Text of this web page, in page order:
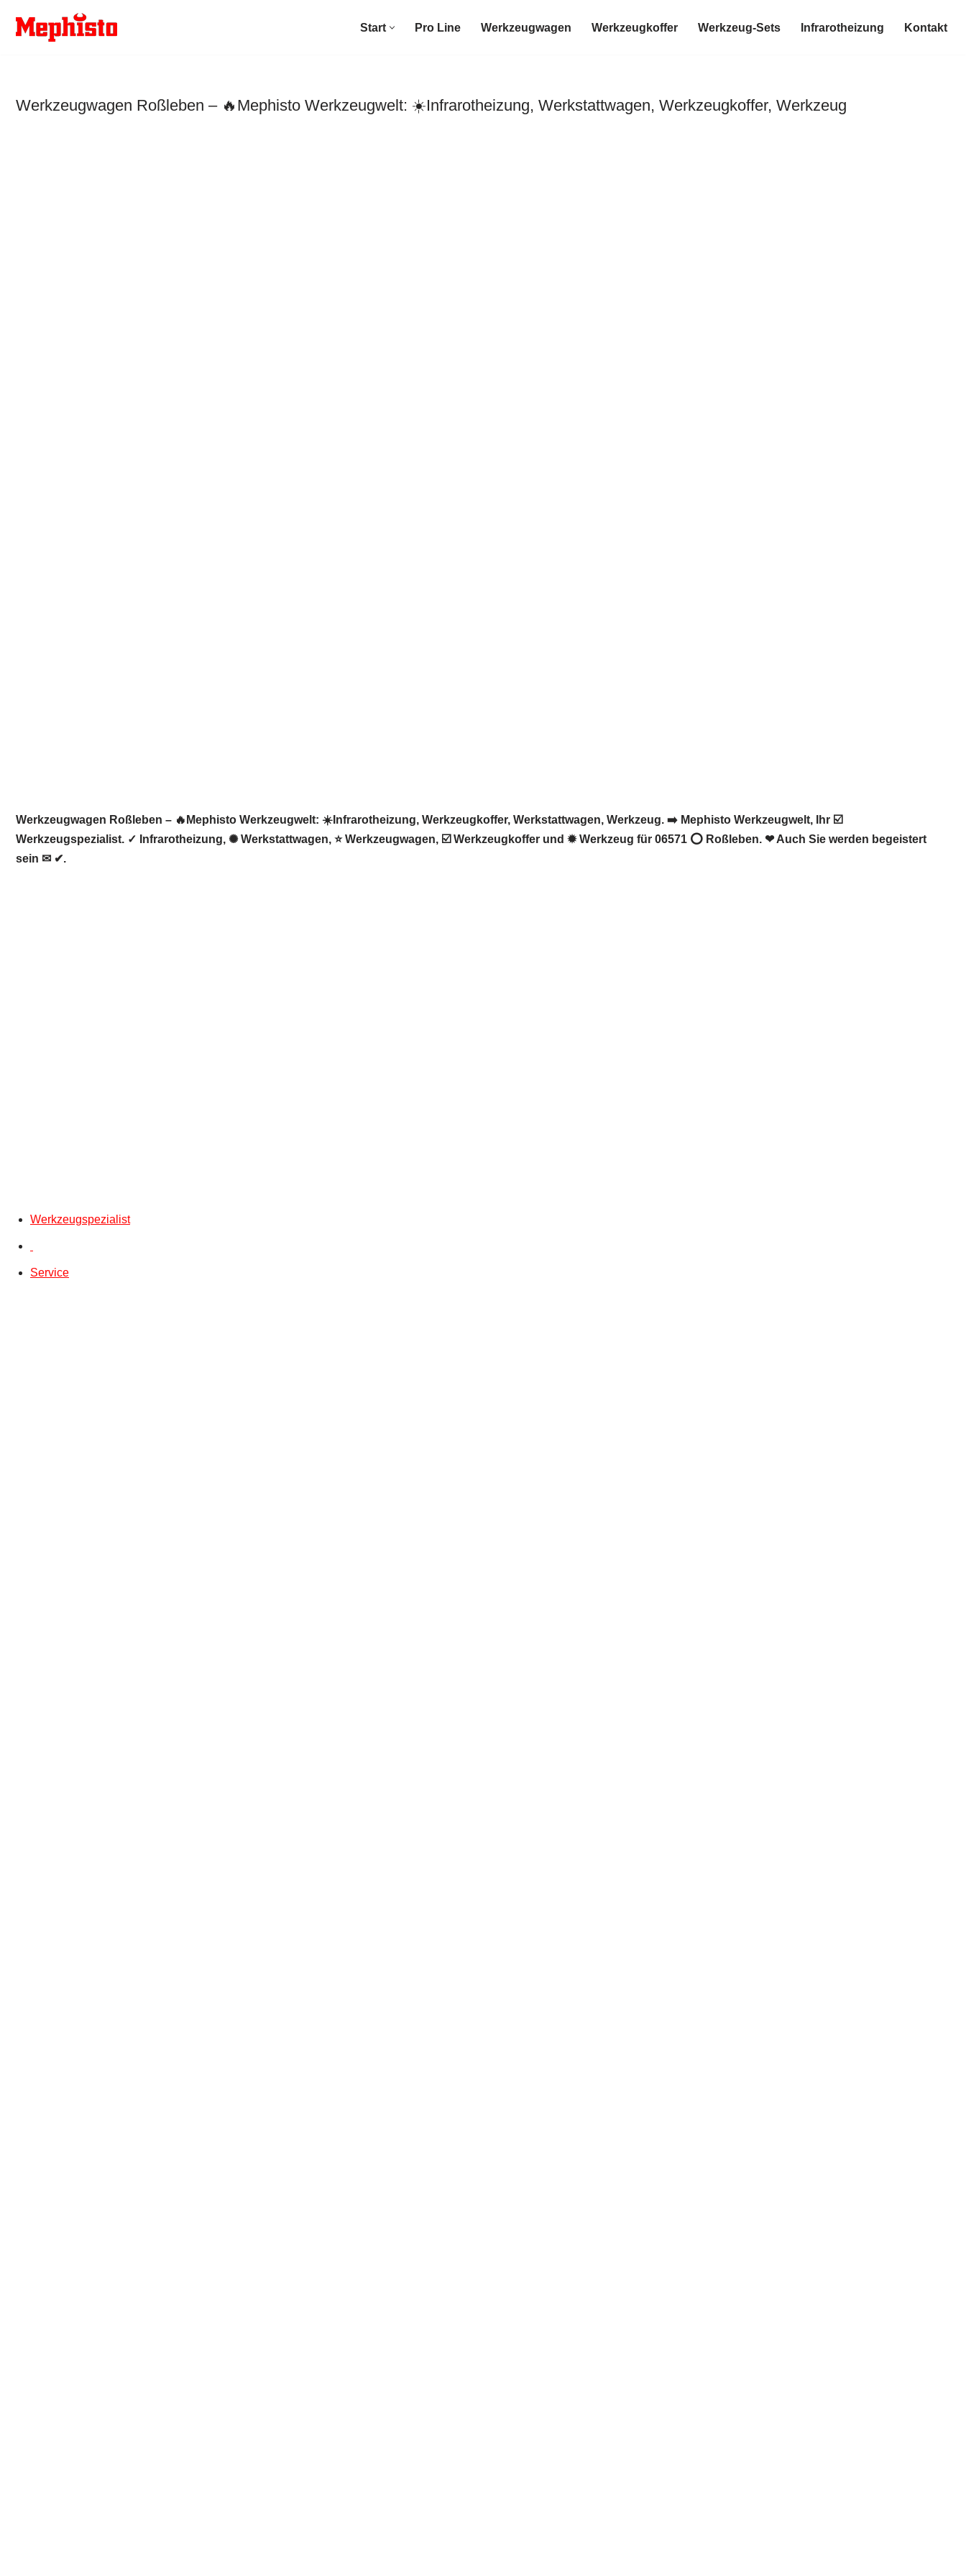
Zum
Start Pro Line Werkzeugwagen Werkzeugkoffer Werkzeug-Sets Infrarotheizung Kontakt
Werkzeugwagen Roßleben – 🔥Mephisto Werkzeugwelt: ☀️Infrarotheizung, Werkstattwagen, Werkzeugkoffer, Werkzeug
Werkzeugwagen Roßleben – 🔥Mephisto Werkzeugwelt: ☀️Infrarotheizung, Werkzeugkoffer, Werkstattwagen, Werkzeug. ➡️ Mephisto Werkzeugwelt, Ihr ☑️
Werkzeugspezialist. ✓ Infrarotheizung, ✺ Werkstattwagen, ⭐ Werkzeugwagen, ☑️ Werkzeugkoffer und ✹ Werkzeug für 06571 ⭕ Roßleben. ❤ Auch Sie werden begeistert
sein ✉ ✔.
Werkzeugspezialist
Service